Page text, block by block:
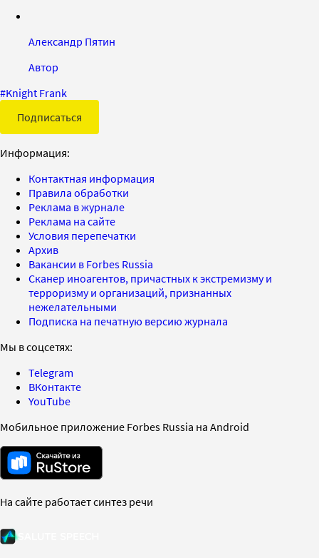
Александр Пятин
Автор
#Knight Frank
Подписаться
Информация:
Контактная информация
Правила обработки
Реклама в журнале
Реклама на сайте
Условия перепечатки
Архив
Вакансии в Forbes Russia
Сканер иноагентов, причастных к экстремизму и
терроризму и организаций, признанных
нежелательными
Подписка на печатную версию журнала
Мы в соцсетях:
Telegram
ВКонтакте
YouTube
Мобильное приложение Forbes Russia на Android
На сайте работает синтез речи